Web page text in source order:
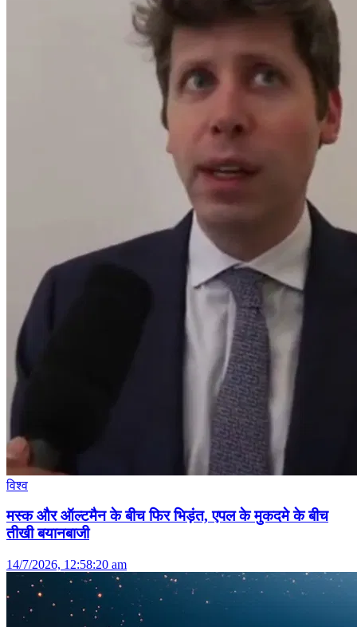
विश्व
मस्क और ऑल्टमैन के बीच फिर भिड़ंत, एपल के मुकदमे के बीच
तीखी बयानबाजी
14/7/2026, 12:58:20 am